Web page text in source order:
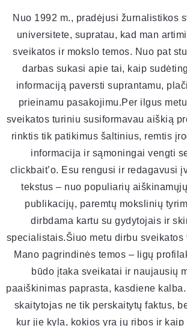
Nuo 1992 m., pradėjusi žurnalistikos
universitete, supratau, kad man
sveikatos ir mokslo temos. Nuo pat
darbas sukasi apie tai, kaip
informaciją paversti suprantamu,
prieinamu pasakojimu.Per ilgus
sveikatos turiniu susiformavau aiškią
rinktis tik patikimus šaltinius, remtis
informacija ir sąmoningai vengti
clickbait’o. Esu rengusi ir redagavusi
tekstus – nuo populiarių
publikacijų, paremtų mokslinių
dirbdama kartu su gydytojais ir
specialistais.Šiuo metu dirbu sveikatos
Mano pagrindinės temos – ligų
būdo įtaka sveikatai ir naujausių
paaiškinimas paprasta, kasdiene
skaitytojas ne tik perskaitytų faktus,
kur jie kyla, kokios yra jų ribos ir